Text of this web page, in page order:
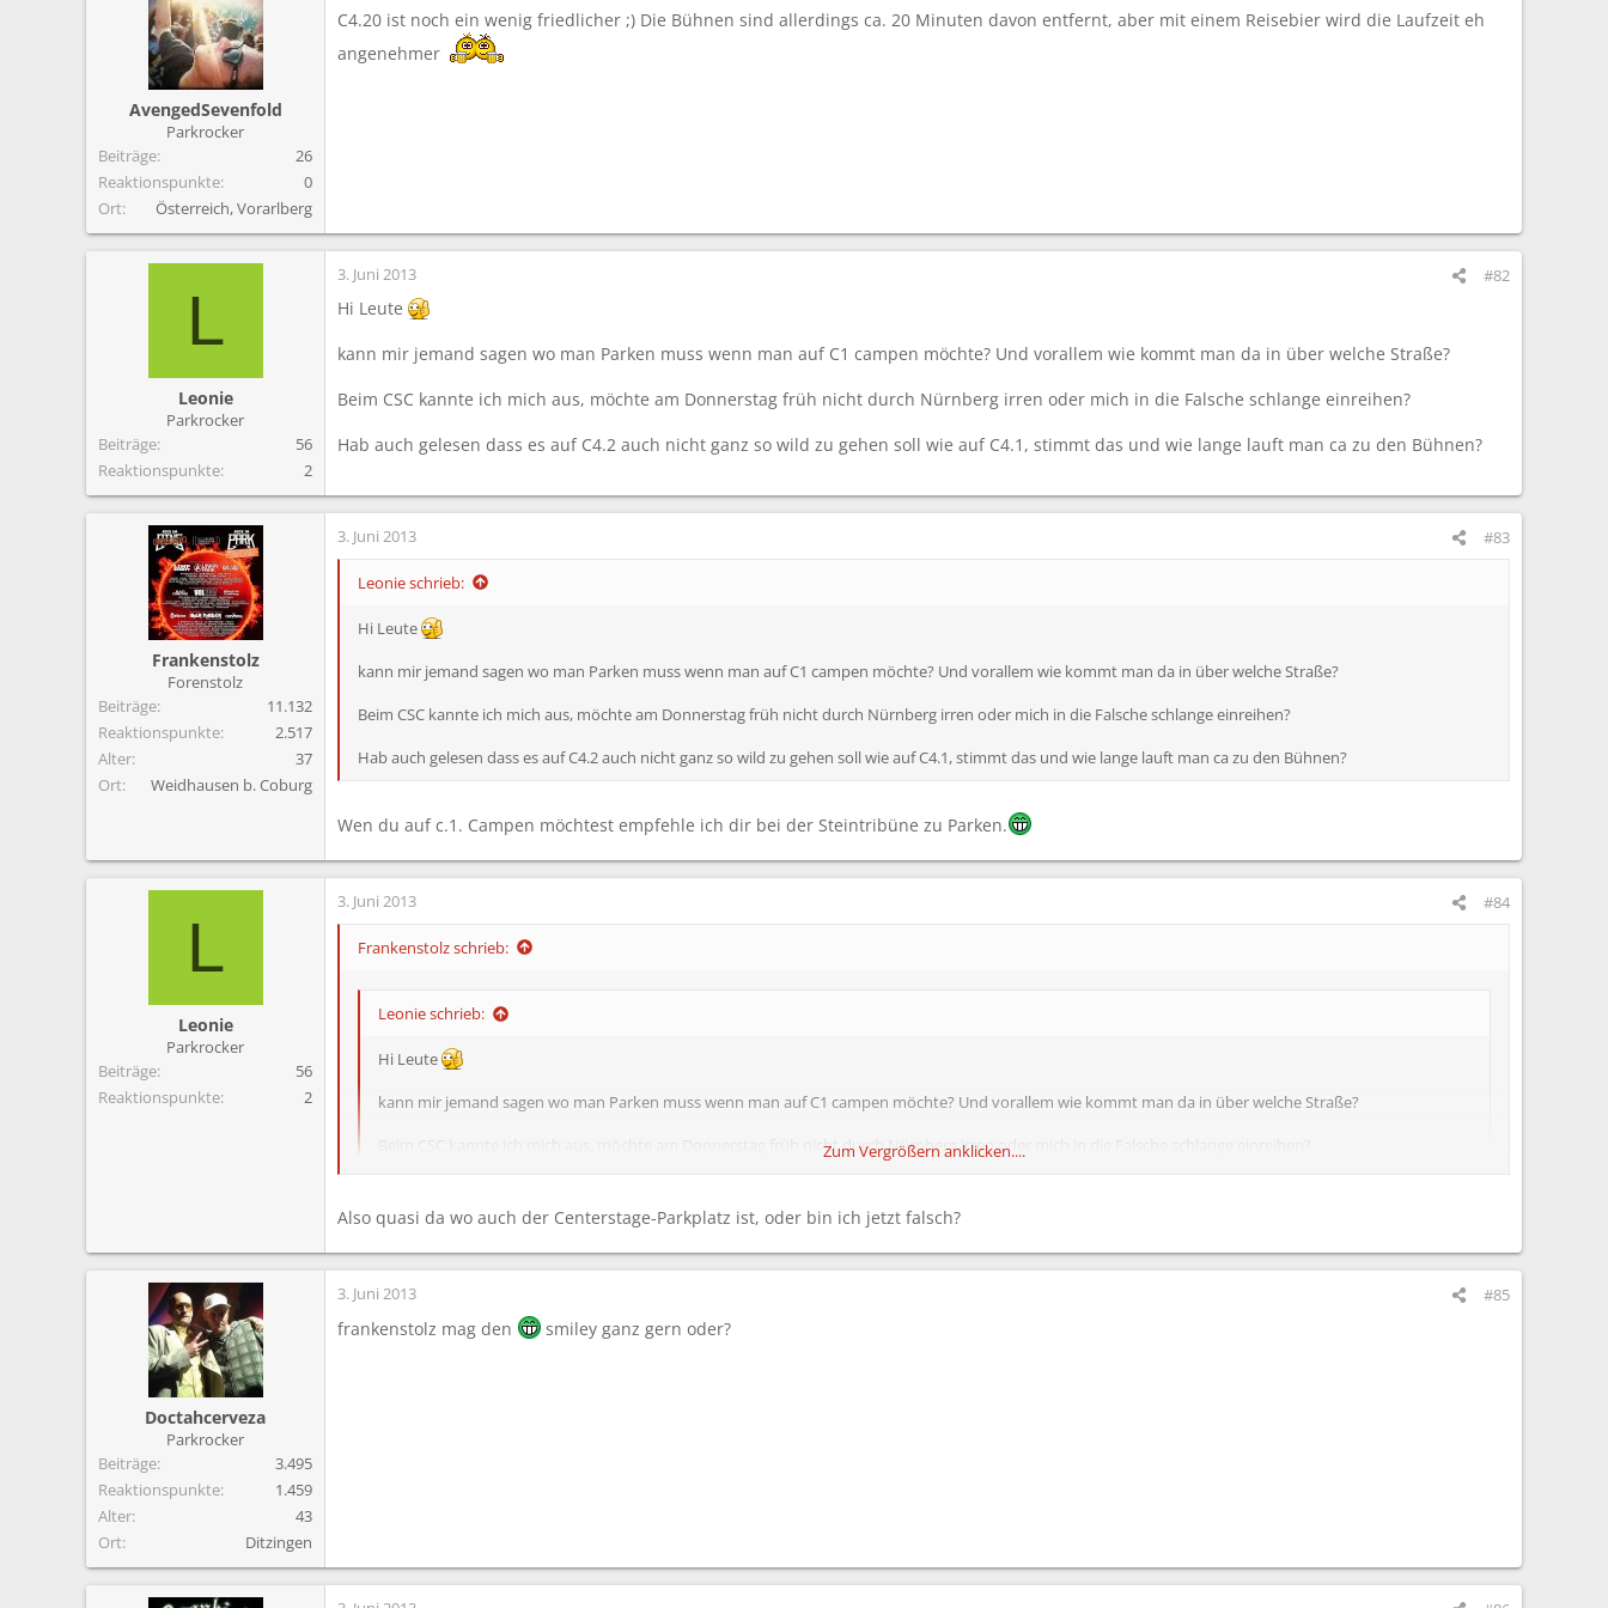
AvengedSevenfold
Parkrocker
Beiträge
26
Reaktionspunkte
0
Ort
Österreich, Vorarlberg
C4.20 ist noch ein wenig friedlicher ;) Die Bühnen sind allerdings ca. 20 Minuten davon entfernt, aber mit einem Reisebier wird die Laufzeit eh
angenehmer
L
Leonie
Parkrocker
Beiträge
56
Reaktionspunkte
2
3. Juni 2013 #82
Hi Leute
kann mir jemand sagen wo man Parken muss wenn man auf C1 campen möchte? Und vorallem wie kommt man da in über welche Straße?
Beim CSC kannte ich mich aus, möchte am Donnerstag früh nicht durch Nürnberg irren oder mich in die Falsche schlange einreihen?
Hab auch gelesen dass es auf C4.2 auch nicht ganz so wild zu gehen soll wie auf C4.1, stimmt das und wie lange lauft man ca zu den Bühnen?
Frankenstolz
Forenstolz
Beiträge
11.132
Reaktionspunkte
2.517
Alter
37
Ort
Weidhausen b. Coburg
3. Juni 2013 #83
Leonie schrieb:
Hi Leute
kann mir jemand sagen wo man Parken muss wenn man auf C1 campen möchte? Und vorallem wie kommt man da in über welche Straße?
Beim CSC kannte ich mich aus, möchte am Donnerstag früh nicht durch Nürnberg irren oder mich in die Falsche schlange einreihen?
Hab auch gelesen dass es auf C4.2 auch nicht ganz so wild zu gehen soll wie auf C4.1, stimmt das und wie lange lauft man ca zu den Bühnen?
Wen du auf c.1. Campen möchtest empfehle ich dir bei der Steintribüne zu Parken.
L
Leonie
Parkrocker
Beiträge
56
Reaktionspunkte
2
3. Juni 2013 #84
Frankenstolz schrieb:
Leonie schrieb:
Hi Leute
kann mir jemand sagen wo man Parken muss wenn man auf C1 campen möchte? Und vorallem wie kommt man da in über welche Straße?
Beim CSC kannte ich mich aus, möchte am Donnerstag früh nicht durch Nürnberg irren oder mich in die Falsche schlange einreihen?
Wen du auf c.1. Campen möchtest empfehle ich dir bei der Steintribüne zu Parken.
Zum Vergrößern anklicken....
Also quasi da wo auch der Centerstage-Parkplatz ist, oder bin ich jetzt falsch?
Doctahcerveza
Parkrocker
Beiträge
3.495
Reaktionspunkte
1.459
Alter
43
Ort
Ditzingen
3. Juni 2013 #85
frankenstolz mag den smiley ganz gern oder?